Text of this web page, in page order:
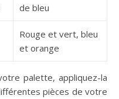
de bleu
Rouge et vert, bleu
et orange
palette, appliquez-la
pièces de votre